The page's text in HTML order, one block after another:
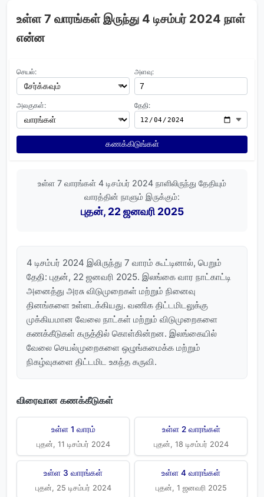
உள்ள 7 வாரங்கள் இருந்து 4 டிசம்பர் 2024 நாள்
என்ன
செயல்: அளவு:
அலகுகள்: தேதி:
கணக்கிடுங்கள்
உள்ள 7 வாரங்கள் 4 டிசம்பர் 2024 நாளிலிருந்து தேதியும்
வாரத்தின் நாளும் இருக்கும்:
புதன், 22 ஜனவரி 2025
4 டிசம்பர் 2024 இலிருந்து 7 வாரம் கூட்டினால், பெறும்
தேதி: புதன், 22 ஜனவரி 2025. இலங்கை வார நாட்காட்டி
அனைத்து அரசு விடுமுறைகள் மற்றும் நினைவு
தினங்களை உள்ளடக்கியது. வணிக திட்டமிடலுக்கு
முக்கியமான வேலை நாட்கள் மற்றும் விடுமுறைகளை
கணக்கீடுகள் கருத்தில் கொள்கின்றன. இலங்கையில்
வேலை செயல்முறைகளை ஒழுங்கமைக்க மற்றும்
நிகழ்வுகளை திட்டமிட உகந்த கருவி.
விரைவான கணக்கீடுகள்
உள்ள 1 வாரம்
புதன், 11 டிசம்பர் 2024
உள்ள 2 வாரங்கள்
புதன், 18 டிசம்பர் 2024
உள்ள 3 வாரங்கள்
புதன், 25 டிசம்பர் 2024
உள்ள 4 வாரங்கள்
புதன், 1 ஜனவரி 2025